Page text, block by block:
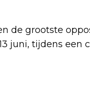
de grootste
juni, tijdens een